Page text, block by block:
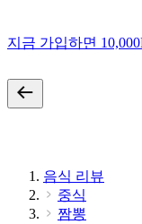
지금 가입하면
음식 리뷰
중식
짬뽕